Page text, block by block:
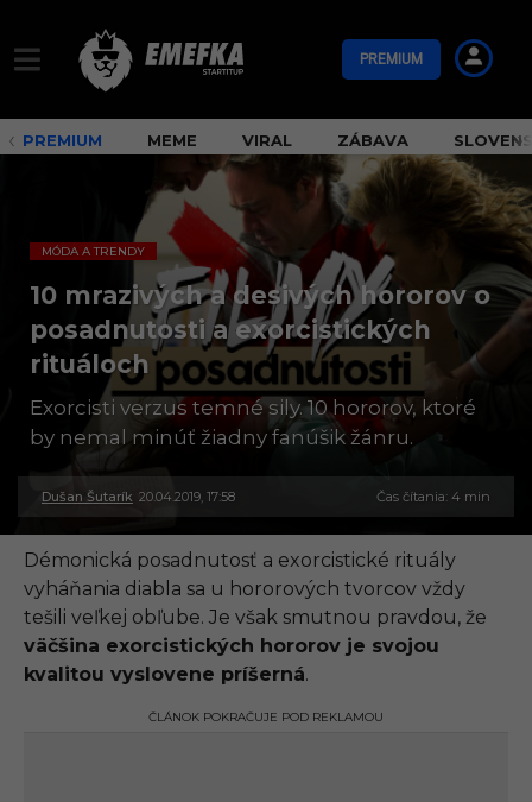
PREMIUM
PREMIUM MEME VIRAL ZÁBAVA
MÓDA A TRENDY
10 mrazivých a desivých hororov o
posadnutosti a exorcistických
rituáloch
Exorcisti verzus temné sily. 10 hororov, ktoré
by nemal minúť žiadny fanúšik žánru.
Dušan Šutarík 20.04.2019, 17:58
3
.
0
9
.
2
2
1
Čas čítania: 4 min
Démonická posadnutosť a exorcistické rituály
vyháňania diabla sa u hororových tvorcov vždy
tešili veľkej obľube. Je však smutnou pravdou, že
väčšina exorcistických hororov je svojou
kvalitou vyslovene príšerná.
ČLÁNOK POKRAČUJE POD REKLAMOU